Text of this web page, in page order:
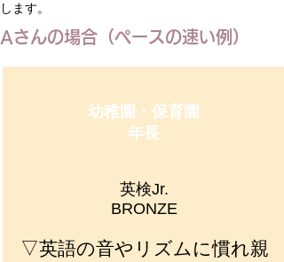
します。
Aさんの場合（ペースの速い例）
​幼稚園・保育園
年長
英検Jr.
BRONZE
▽英語の音やリズムに慣れ親